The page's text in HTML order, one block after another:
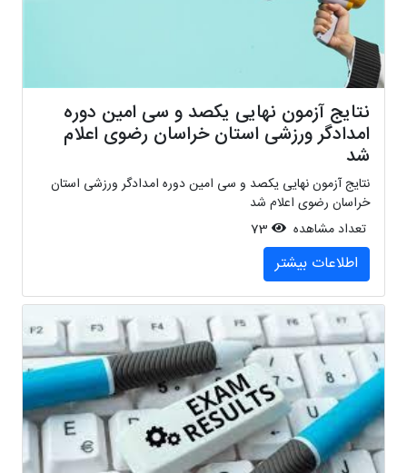
نتایج آزمون نهایی یکصد و سی امین دوره
امدادگر ورزشی استان خراسان رضوی اعلام
شد
نتایج آزمون نهایی یکصد و سی امین دوره امدادگر ورزشی استان
خراسان رضوی اعلام شد
تعداد مشاهده
73
اطلاعات بیشتر